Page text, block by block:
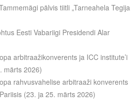
pälvis tiitli „Tarneahela Tegija
Eesti Vabariigi Presidendi Alar
arbitraažikonverents ja ICC institute’i
märts 2026)
rahvusvahelise arbitraaži konverents
(23. ja 25. märts 2026)